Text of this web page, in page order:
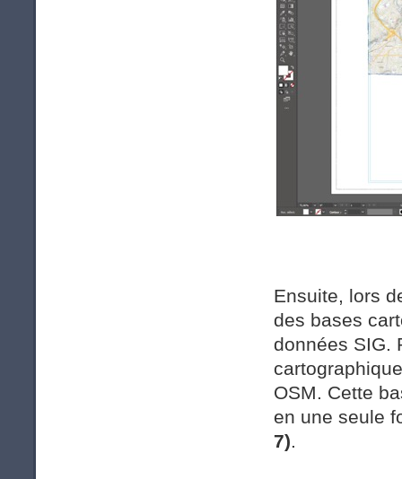
Ensuite, lors
des bases
données SIG.
OSM. Cette
en une seule
7).